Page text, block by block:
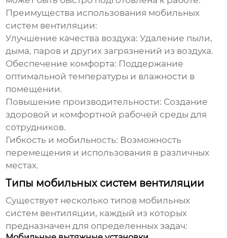
Преимущества использования мобильных
систем вентиляции:
Улучшение качества воздуха: Удаление пыли,
дыма, паров и других загрязнений из воздуха.
Обеспечение комфорта: Поддержание
оптимальной температуры и влажности в
помещении.
Повышение производительности: Создание
здоровой и комфортной рабочей среды для
сотрудников.
Гибкость и мобильность: Возможность
перемещения и использования в различных
местах.
Типы мобильных систем вентиляции
Существует несколько типов мобильных
систем вентиляции, каждый из которых
предназначен для определенных задач: